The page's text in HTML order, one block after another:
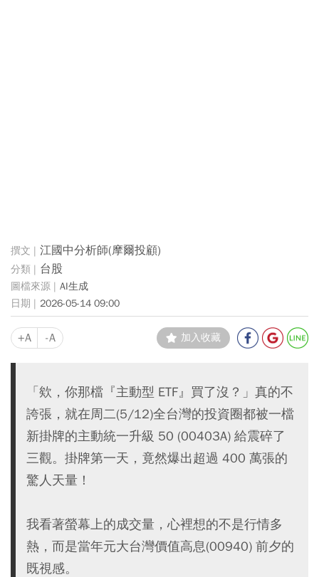
江國中分析師(摩爾投顧)
台股
AI生成
2026-05-14 09:00
+A -A 加入收藏
「欸，你那檔『主動型 ETF』買了沒？」真的不
誇張，就在周二(5/12)全台灣的投資圈都被一檔
新掛牌的主動統一升級 50 (00403A) 給震碎了
三觀。掛牌第一天，竟然爆出超過 400 萬張的
驚人天量！
我看著螢幕上的成交量，心裡想的不是行情多
熱，而是當年元大台灣價值高息(00940) 前夕的
既視感。